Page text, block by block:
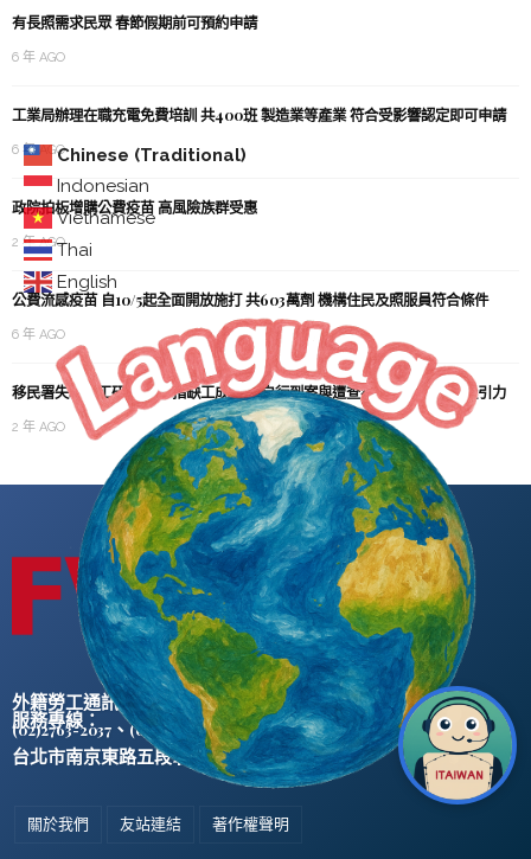
Chinese (Traditional)
Indonesian
Vietnamese
Thai
English
有長照需求民眾 春節假期前可預約申請
6 年 AGO
工業局辦理在職充電免費培訓 共400班 製造業等產業 符合受影響認定即可申請
6 年 AGO
政院拍板增購公費疫苗 高風險族群受惠
2 年 AGO
公費流感疫苗 自10/5起全面開放施打 共603萬劑 機構住民及照服員符合條件
6 年 AGO
移民署失聯移工研究報告 指缺工成拉力 自行到案與遭查獲差別不大 缺乏吸引力
2 年 AGO
外籍勞工通訊社版權所有 ©
服務專線：
(02)2763-2037 、(02)2765-0906
台北市南京東路五段47號5樓之2
關於我們 友站連結 著作權聲明